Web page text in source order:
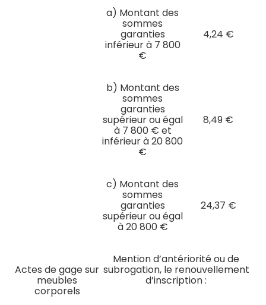
Actes de gage sur
meubles
corporels
a) Montant des
sommes
garanties
inférieur à 7 800
€
4,24 €
b) Montant des
sommes
garanties
supérieur ou égal
à 7 800 € et
inférieur à 20 800
€
8,49 €
c) Montant des
sommes
garanties
supérieur ou égal
à 20 800 €
24,37 €
Mention d’antériorité ou de
subrogation, le renouvellement
d’inscription :